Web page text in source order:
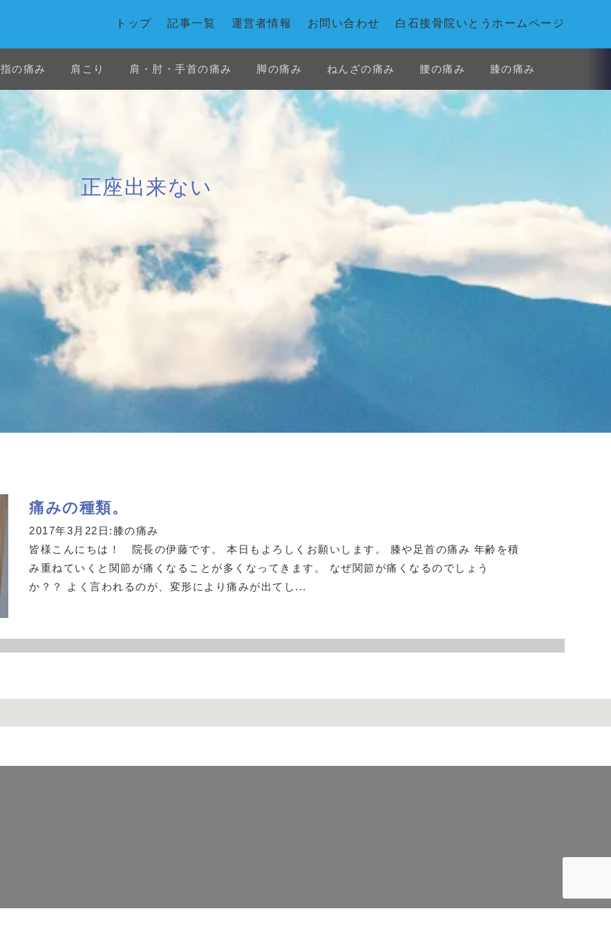
トップ 記事一覧 運営者情報 お問い合わせ 白石接骨院いとうホームページ
指の痛み 肩こり 肩・肘・手首の痛み 脚の痛み ねんざの痛み 腰の痛み 膝の痛み
首の痛み 交通事故
正座出来ない
痛みの種類。
2017年3月22日: 膝の痛み
皆様こんにちは！ 院長の伊藤です。 本日もよろしくお願いします。 膝や足首の痛み 年齢を積
み重ねていくと関節が痛くなることが多くなってきます。 なぜ関節が痛くなるのでしょう
か？？ よく言われるのが、変形により痛みが出てし...